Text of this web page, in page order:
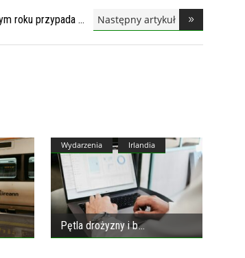
roku przypada Następny artykuł
Wydarzenia Irlandia
Pętla drożyzny i b